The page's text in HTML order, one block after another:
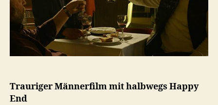
Trauriger Männerfilm mit halbwegs Happy
End